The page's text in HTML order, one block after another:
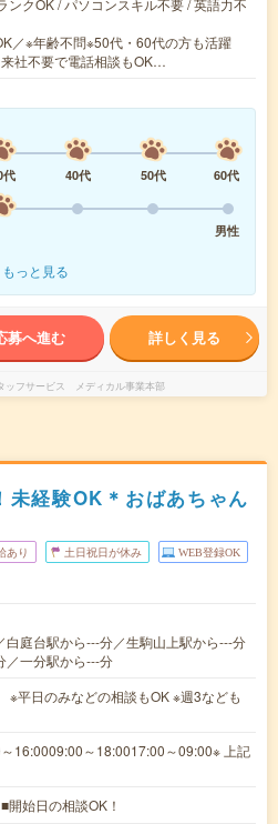
ンクOK / パソコンスキル不要 / 英語力不
／※年齢不問※50代・60代の方も活躍
社不要で電話相談もOK…
代 40代 50代
60代
男性
もっと見る
募へ進む 詳しく見る
ッフサービス メディカル事業本部
未経験OK＊おばあちゃん
あり 土日祝日が休み WEB登録OK
白庭台駅から---分／生駒山上駅から---分
／一分駅から---分
※平日のみなどの相談もOK ※週3なども
～16:0009:00～18:0017:00～09:00※ 上記
始日の相談OK！